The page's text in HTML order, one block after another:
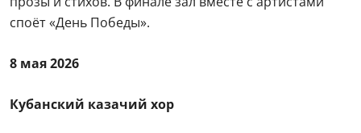
споёт «День Победы».
8 мая 2026
Кубанский казачий хор